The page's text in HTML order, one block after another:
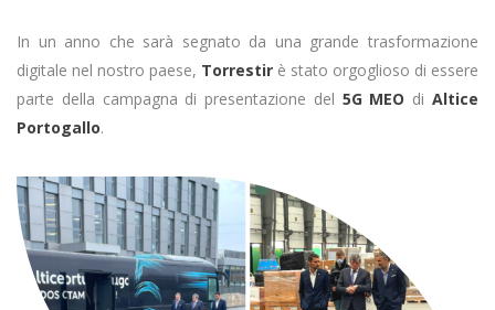
In un anno che sarà segnato da una grande trasformazione
digitale nel nostro paese, Torrestir è stato orgoglioso di essere
parte della campagna di presentazione del 5G MEO diAltice
Portogallo.